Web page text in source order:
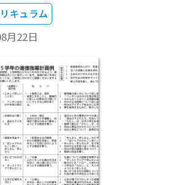
キュラム
月22日